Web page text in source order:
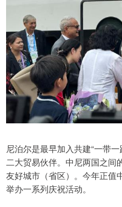
尼泊尔是最早加入共建“一带
二大贸易伙伴。中尼两国之间
友好城市（省区）。今年正值
举办一系列庆祝活动。